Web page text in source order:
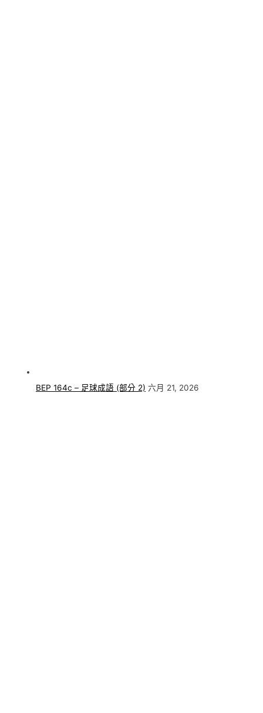
BEP 164c – 足球成語 (部分 2) 六月 21, 2026